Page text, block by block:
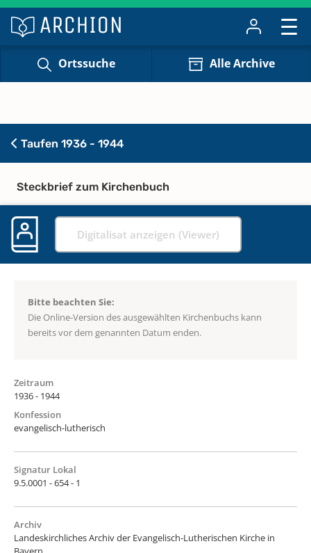
Ortssuche Alle Archive
Taufen 1936 - 1944
Steckbrief zum Kirchenbuch
Digitalisat anzeigen (Viewer)
Bitte beachten Sie:
Die Online-Version des ausgewählten Kirchenbuchs kann
bereits vor dem genannten Datum enden.
Zeitraum
1936 - 1944
Konfession
evangelisch-lutherisch
Signatur Lokal
9.5.0001 - 654 - 1
Archiv
Landeskirchliches Archiv der Evangelisch-Lutherischen Kirche in